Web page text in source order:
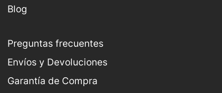
Blog
Preguntas frecuentes
Envíos y Devoluciones
Garantía de Compra